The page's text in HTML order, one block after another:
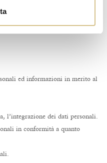
ed informazioni in merito al
l’integrazione dei dati personali.
in conformità a quanto